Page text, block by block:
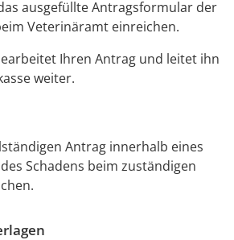
ausgefüllte Antragsformular der
Veterinäramt einreichen.
Ihren Antrag und leitet ihn
weiter.
Antrag innerhalb eines
Schadens beim zuständigen